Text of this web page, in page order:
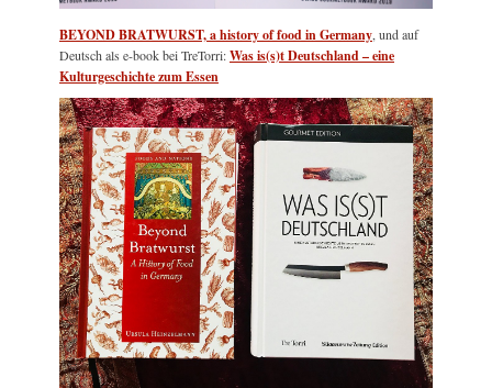
BEYOND BRATWURST, a history of food in Germany, und auf
Deutsch als e-book bei TreTorri:Was is(s)t Deutschland – eine
Kulturgeschichte zum Essen